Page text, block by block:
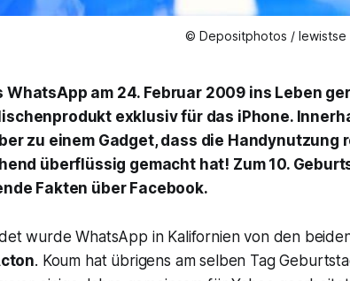
© Depositphotos / lewistse
WhatsApp am 24. Februar 2009 ins Leben
exklusiv für das iPhone.
zu einem Gadget, dass die Handynutzung
überflüssig gemacht hat! Zum 10.
Fakten über Facebook.
wurde WhatsApp in Kalifornien von den
. Koum hat übrigens am selben Tag